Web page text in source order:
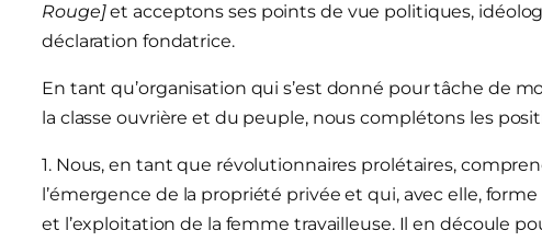
Rouge]et acceptons ses points de vue politiques,
déclaration fondatrice.
En tant qu’organisation qui s’est donné pour tâche de
la classe ouvrière et du peuple, nous complétons les
1. Nous, en tant que révolutionnaires prolétaires,
l’émergence de la propriété privée et qui, avec elle,
et l’exploitation de la femme travailleuse. Il en découle